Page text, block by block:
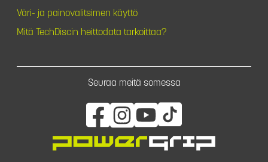
Väri- ja painovalitsimen käyttö
Mitä TechDiscin heittodata tarkoittaa?
Seuraa meitä somessa